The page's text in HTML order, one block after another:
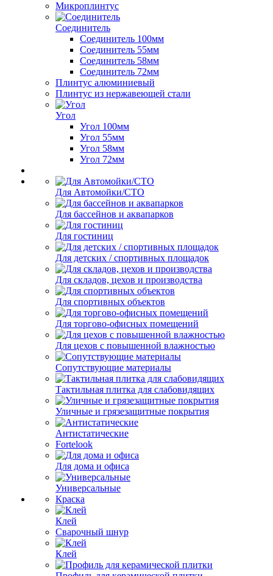
Микроплинтус
Соединитель
Соединитель 100мм
Соединитель 55мм
Соединитель 58мм
Соединитель 72мм
Плинтус алюминиевый
Плинтус из нержавеющей стали
Угол
Угол 100мм
Угол 55мм
Угол 58мм
Угол 72мм
Для Автомойки/СТО
Для бассейнов и аквапарков
Для гостиниц
Для детских / спортивных площадок
Для складов, цехов и производства
Для спортивных объектов
Для торгово-офисных помещений
Для цехов с повышенной влажностью
Сопутствующие материалы
Тактильная плитка для слабовидящих
Уличные и грязезащитные покрытия
Антистатические
Fortelook
Для дома и офиса
Универсальные
Краска
Клей
Сварочный шнур
Клей